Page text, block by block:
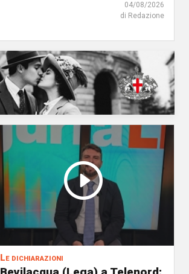
04/08/2026
di Redazione
Le dichiarazioni